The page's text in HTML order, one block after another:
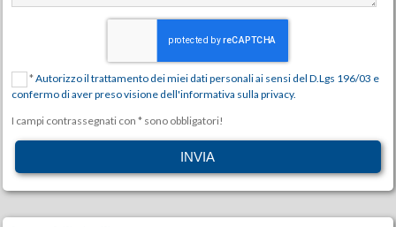
*Autorizzo il trattamento dei miei dati personali ai sensi del D.Lgs 196/03 e
confermo di aver preso visione dell'informativa sulla privacy.
I campi contrassegnati con * sono obbligatori!